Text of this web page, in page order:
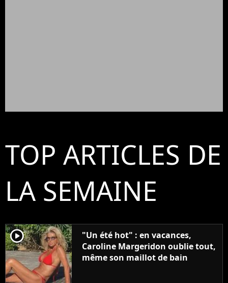
TOP ARTICLES DE
LA SEMAINE
player2
"Un été hot" : en vacances,
Caroline Margeridon oublie tout,
même son maillot de bain